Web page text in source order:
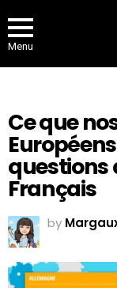
Menu
Ce que
questions
Français
by